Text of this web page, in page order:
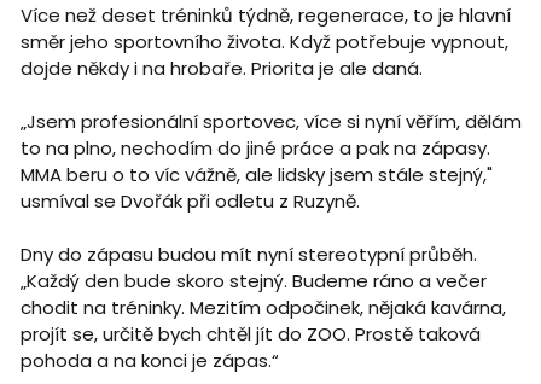
Více než deset tréninků týdně, regenerace, to je hlavní
směr jeho sportovního života. Když potřebuje vypnout,
dojde někdy i na hrobaře. Priorita je ale daná.
„Jsem profesionální sportovec, více si nyní věřím, dělám
to na plno, nechodím do jiné práce a pak na zápasy.
MMA beru o to víc vážně, ale lidsky jsem stále stejný,"
usmíval se Dvořák při odletu z Ruzyně.
Dny do zápasu budou mít nyní stereotypní průběh.
„Každý den bude skoro stejný. Budeme ráno a večer
chodit na tréninky. Mezitím odpočinek, nějaká kavárna,
projít se, určitě bych chtěl jít do ZOO. Prostě taková
pohoda a na konci je zápas.“